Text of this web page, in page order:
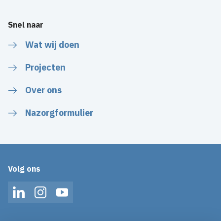
Snel naar
Wat wij doen
Projecten
Over ons
Nazorgformulier
Volg ons
LinkedInInstagramYouTube